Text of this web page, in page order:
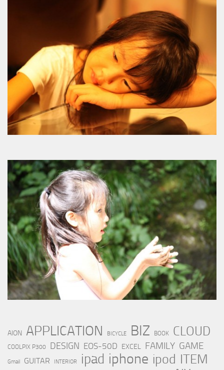
AION APPLICATION BICYCLE BIZ BOOK CLOUD
COOLPIX P300 DESIGN EOS-50D EXCEL FAMILY GAME
Gmail GUITAR INTERIOR ipad iphone ipod ITEM